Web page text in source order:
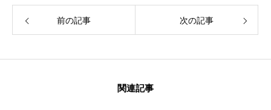
お知らせ 前の記事 次の記事
関連記事